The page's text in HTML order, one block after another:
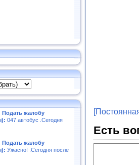
Подать жалобу
047 автобус .Сегодня
Подать жалобу
Ужасно! .Сегодня после
Есть